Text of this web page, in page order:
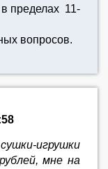
пределах 11-
вопросов.
игрушки
мне на